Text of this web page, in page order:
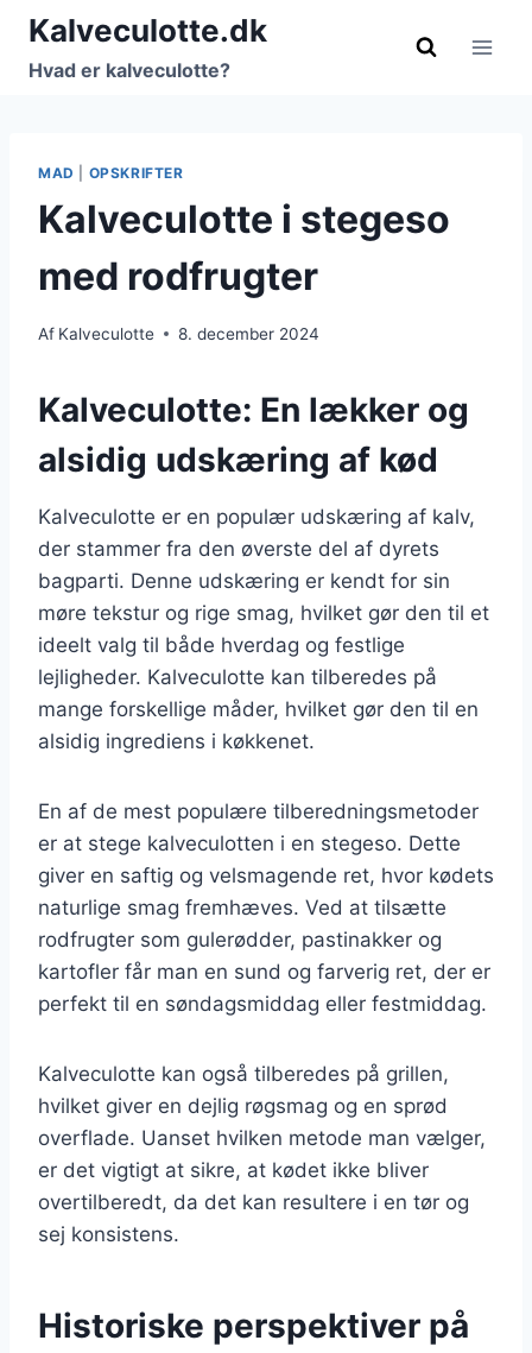
Fortsæt
indhold
Kalveculotte.dk
Hvad er kalveculotte?
MAD OPSKRIFTER
Kalveculotte i stegeso
med rodfrugter
Af Kalveculotte 8. december 2024
Kalveculotte: En lækker og
alsidig udskæring af kød
Kalveculotte er en populær udskæring af kalv,
der stammer fra den øverste del af dyrets
bagparti. Denne udskæring er kendt for sin
møre tekstur og rige smag, hvilket gør den til et
ideelt valg til både hverdag og festlige
lejligheder. Kalveculotte kan tilberedes på
mange forskellige måder, hvilket gør den til en
alsidig ingrediens i køkkenet.
En af de mest populære tilberedningsmetoder
er at stege kalveculotten i en stegeso. Dette
giver en saftig og velsmagende ret, hvor kødets
naturlige smag fremhæves. Ved at tilsætte
rodfrugter som gulerødder, pastinakker og
kartofler får man en sund og farverig ret, der er
perfekt til en søndagsmiddag eller festmiddag.
Kalveculotte kan også tilberedes på grillen,
hvilket giver en dejlig røgsmag og en sprød
overflade. Uanset hvilken metode man vælger,
er det vigtigt at sikre, at kødet ikke bliver
overtilberedt, da det kan resultere i en tør og
sej konsistens.
Historiske perspektiver på